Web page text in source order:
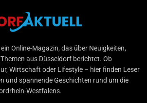
Aktuell
Online-Magazin, das über Neuigkeiten,
aus Düsseldorf berichtet. Ob
Wirtschaft oder Lifestyle – hier finden Leser
und spannende Geschichten rund um die
Westfalens.